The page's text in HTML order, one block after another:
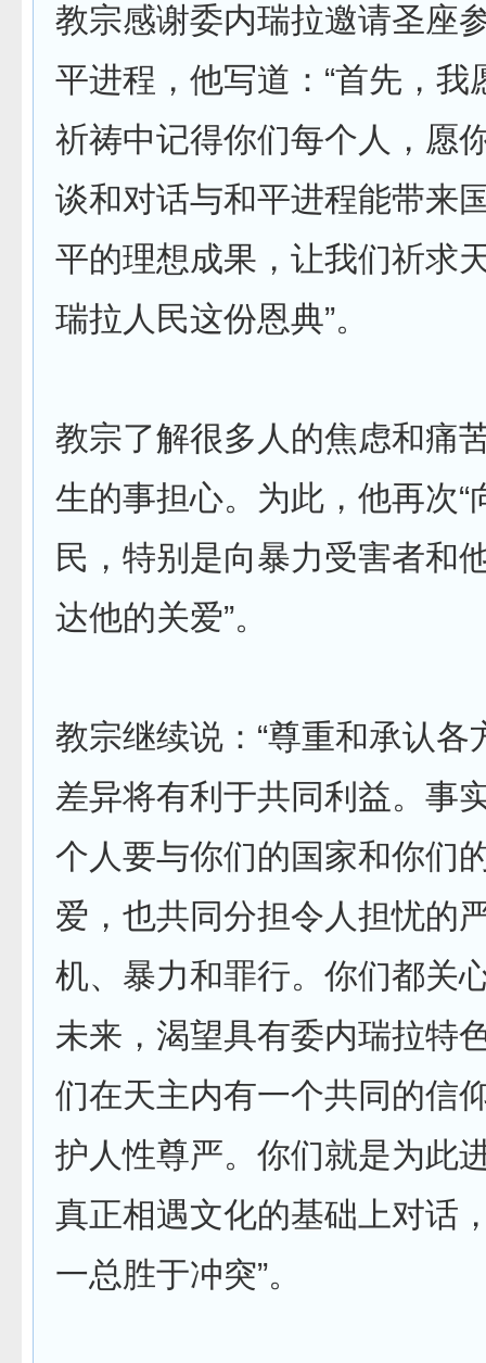
教宗感谢委内瑞拉邀请圣座
平进程，他写道：“首先，我
祈祷中记得你们每个人，愿
谈和对话与和平进程能带来
平的理想成果，让我们祈求
瑞拉人民这份恩典”。
教宗了解很多人的焦虑和痛
生的事担心。为此，他再次“
民，特别是向暴力受害者和
达他的关爱”。
教宗继续说：“尊重和承认各
差异将有利于共同利益。事
个人要与你们的国家和你们
爱，也共同分担令人担忧的
机、暴力和罪行。你们都关
未来，渴望具有委内瑞拉特
们在天主内有一个共同的信
护人性尊严。你们就是为此
真正相遇文化的基础上对话
一总胜于冲突”。